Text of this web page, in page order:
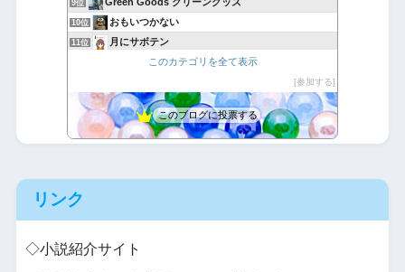
9位
10位 おもいつかない
11位 月にサボテン
Cherish Plant
14位 観葉植物のすすめ
15位 Yubisakino Jyunin
このカテゴリを全て表示
参加する
このブログに投票する
リンク
◇小説紹介サイト